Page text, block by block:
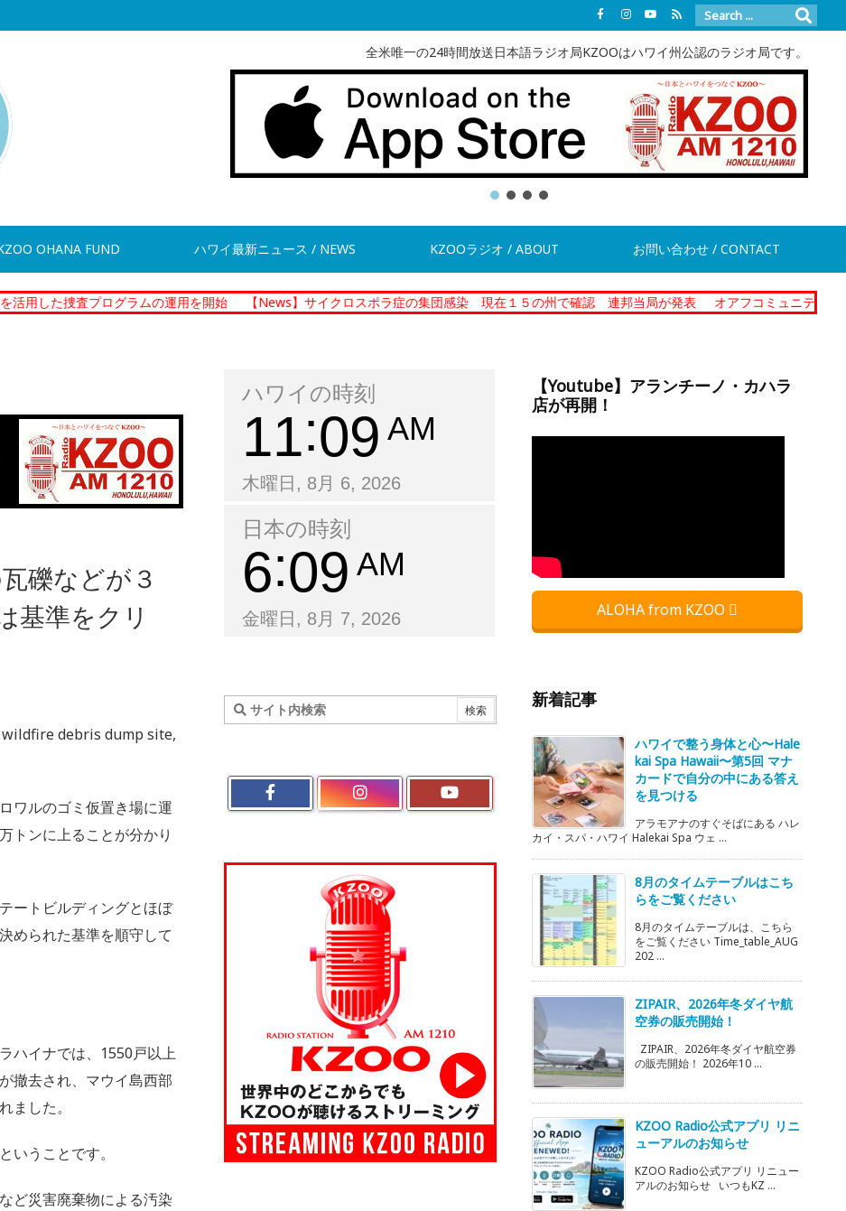
全米唯一の24時間放送日本語ラジオ局KZOOはハワイ州公認のラジオ局です。
OHANA FUND ハワイ最新ニュース / NEWS KZOOラジオ / ABOUT お問い合わせ / CONTACT
プログラムの運用を開始 【News】サイクロスポラ症の集団感染 現在１５の州で確認 連邦当局が発表 オアフコミュニティーコレクショ
礫などが３
基準をクリ
debris dump site,
ワルのゴミ仮置き場に運
トンに上ることが分かり
ートビルディングとほぼ
められた基準を順守して
ハイナでは、1550戸以上
撤去され、マウイ島西部
ました。
いうことです。
ど災害廃棄物による汚染
ハワイの時刻
11 09 AM
木曜日, 8月 6, 2026
日本の時刻
6 09 AM
金曜日, 8月 7, 2026
【Youtube】アランチーノ・カハラ
店が再開！
ALOHA from KZOO
新着記事
ハワイで整う身体と心〜Hale
kai Spa Hawaii〜第5回 マナ
カードで自分の中にある答え
を見つける
アラモアナのすぐそばにある ハレ
カイ・スパ・ハワイ Halekai Spa ウェ ...
8月のタイムテーブルはこち
らをご覧ください
8月のタイムテーブルは、こちら
をご覧ください Time_table_AUG
202 ...
ZIPAIR、2026年冬ダイヤ航
空券の販売開始！
ZIPAIR、2026年冬ダイヤ航空券
の販売開始！ 2026年10 ...
KZOO Radio公式アプリ リニ
ューアルのお知らせ
KZOO Radio公式アプリ リニュー
アルのお知らせ いつもKZ ...